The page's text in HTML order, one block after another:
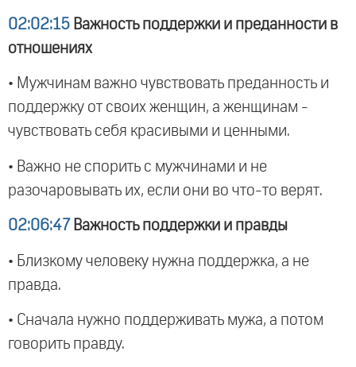
02:02:15 Важность поддержки и преданности в
отношениях
• Мужчинам важно чувствовать преданность и
поддержку от своих женщин, а женщинам -
чувствовать себя красивыми и ценными.
• Важно не спорить с мужчинами и не
разочаровывать их, если они во что-то верят.
02:06:47 Важность поддержки и правды
• Близкому человеку нужна поддержка, а не
правда.
• Сначала нужно поддерживать мужа, а потом
говорить правду.